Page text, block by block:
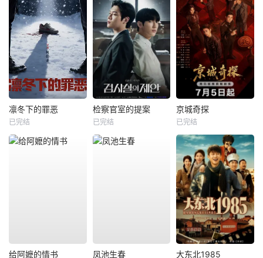
凛冬下的罪恶
已完结
检察官室的提案
已完结
京城奇探
已完结
给阿嬷的情书 凤池生春 大东北1985